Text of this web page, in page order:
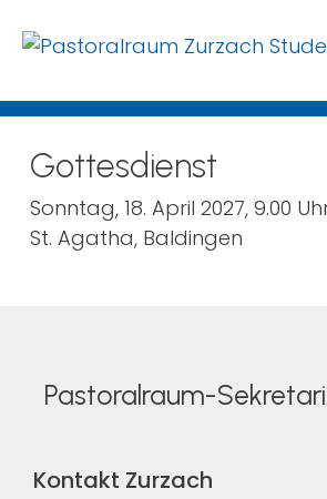
Gottesdienst
Sonntag, 18. April 2027, 9.00
St. Agatha, Baldingen
Pastoralraum-
Kontakt Zurzach